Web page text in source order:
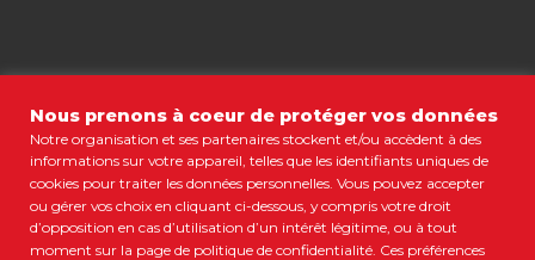
MENTIONS LÉGALES •CGV• POLITIQUE DE CONFIDENTIALITÉ
COOKIES•PLAN DU SITE
© COPYRIGHT 2021 COLORBÜS MARSEILLE • TOUS DROITS
RÉSERVÉS
Nous prenons à coeur de protéger vos données
Notre organisation et ses partenaires stockent et/ou accèdent à des
informations sur votre appareil, telles que les identifiants uniques de
cookies pour traiter les données personnelles. Vous pouvez accepter
ou gérer vos choix en cliquant ci-dessous, y compris votre droit
d’opposition en cas d’utilisation d’un intérêt légitime, ou à tout
moment sur la page de politique de confidentialité. Ces préférences